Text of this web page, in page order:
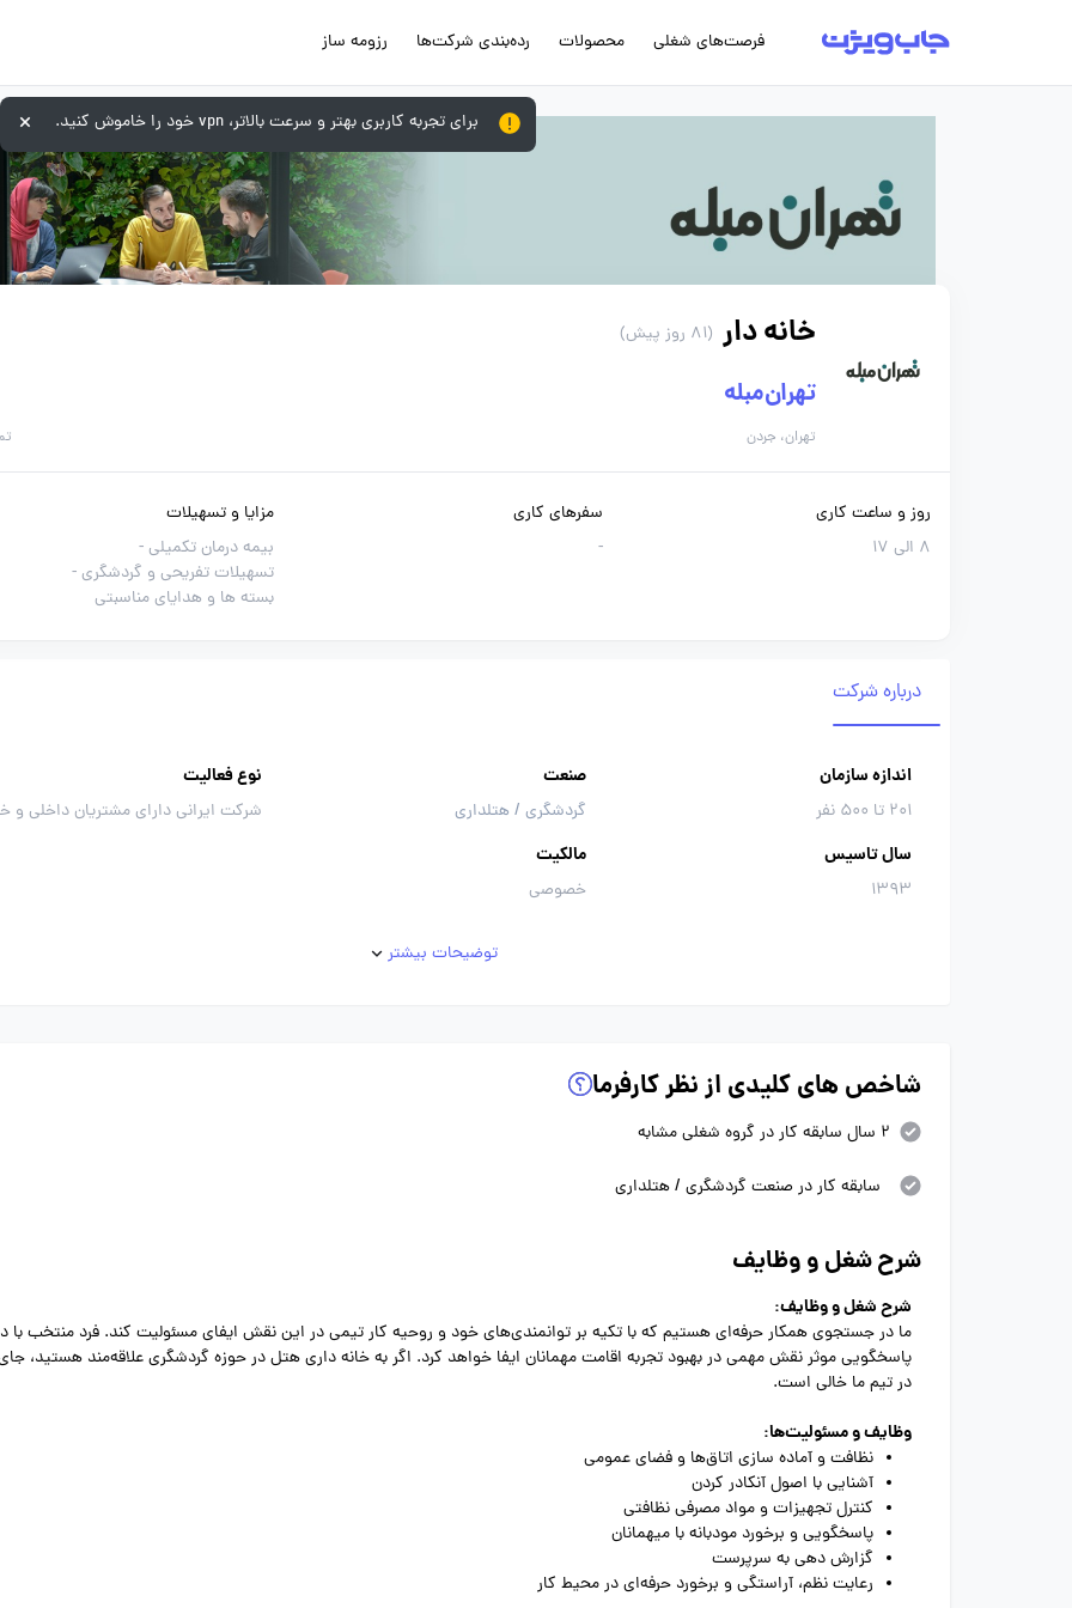
فرصت‌های شغلی محصولات رده‌بندی شرکت‌ها رزومه ساز
خانه دار (81 روز پیش)
تهران‌مبله
تهران، جردن
روز و ساعت کاری
8 الی 17
سفرهای کاری
-
مزایا و تسهیلات
بیمه درمان تکمیلی -
تسهیلات تفریحی و گردشگری -
بسته ها و هدایای مناسبتی
درباره شرکت
اندازه سازمان
201 تا 500 نفر
صنعت
گردشگری / هتلداری
نوع فعالیت
شرکت ایرانی دارای مشتریان داخلی و
سال تاسیس
1393
مالکیت
خصوصی
توضیحات بیشتر
شاخص های کلیدی از نظر کارفرما
2 سال سابقه کار در گروه شغلی مشابه
سابقه کار در صنعت گردشگری / هتلداری
شرح شغل و وظایف
شرح شغل و وظایف:
ما در جستجوی همکار حرفه‌ای هستیم که با تکیه بر توانمندی‌های خود و روحیه کار تیمی در این نقش ایفای مسئولیت کند. فرد منتخب با
پاسخگویی موثر نقش مهمی در بهبود تجربه اقامت مهمانان ایفا خواهد کرد. اگر به خانه داری هتل در حوزه گردشگری علاقه‌مند هستید،
در تیم ما خالی است.
وظایف و مسئولیت‌ها:
نظافت و آماده سازی اتاق‌ها و فضای عمومی
آشنایی با اصول آنکادر کردن
کنترل تجهیزات و مواد مصرفی نظافتی
پاسخگویی و برخورد مودبانه با میهمانان
گزارش دهی به سرپرست
رعایت نظم، آراستگی و برخورد حرفه‌ای در محیط کار
برای تجربه کاربری بهتر و سرعت بالاتر، vpn خود را خاموش کنید.